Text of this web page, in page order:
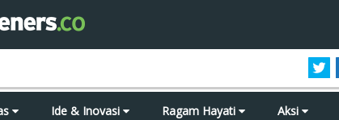
Ide & Inovasi Ragam Hayati Aksi